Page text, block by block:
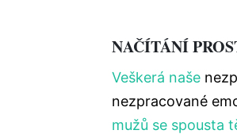
NAČÍTÁNÍ
Veškerá naše
nezpracované
mužů se spousta